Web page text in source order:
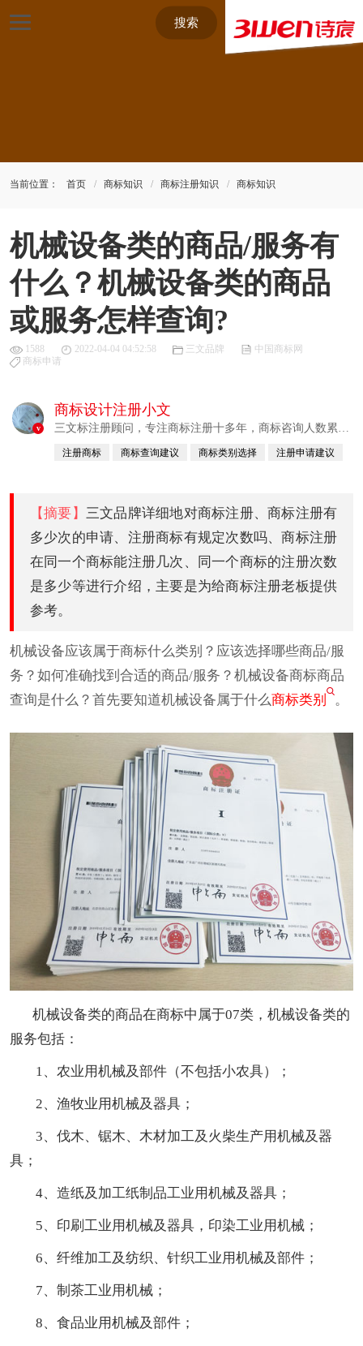
搜索
当前位置： 首页 商标知识 商标注册知识 商标知识
机械设备类的商品/服务有
什么？机械设备类的商品
或服务怎样查询?
1588 2022-04-04 04:52:58 三文品牌
中国商标网
商标申请
v
商标设计注册小文
三文标注册顾问，专注商标注册十多年，商标咨询人数累计
注册商标 商标查询建议 商标类别选择 注册申请建议
【摘要】 三文品牌详细地对商标注册、商标注册有
多少次的申请、注册商标有规定次数吗、商标注册
在同一个商标能注册几次、同一个商标的注册次数
是多少等进行介绍，主要是为给商标注册老板提供
参考。
机械设备应该属于商标什么类别？应该选择哪些商品/服
务？如何准确找到合适的商品/服务？机械设备商标商品
查询是什么？首先要知道机械设备属于什么商标类别 。
机械设备类的商品在商标中属于07类，机械设备类的
服务包括：
1、农业用机械及部件（不包括小农具）；
2、渔牧业用机械及器具；
3、伐木、锯木、木材加工及火柴生产用机械及器
具；
4、造纸及加工纸制品工业用机械及器具；
5、印刷工业用机械及器具，印染工业用机械；
6、纤维加工及纺织、针织工业用机械及部件；
7、制茶工业用机械；
8、食品业用机械及部件；